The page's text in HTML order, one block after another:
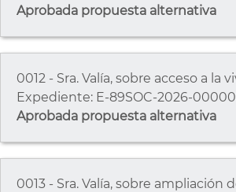
Aprobada propuesta alternativa
0012 - Sra. Valía, sobre acceso a la
Expediente: E-89SOC-2026-
Aprobada propuesta alternativa
0013 - Sra. Valía, sobre ampliación